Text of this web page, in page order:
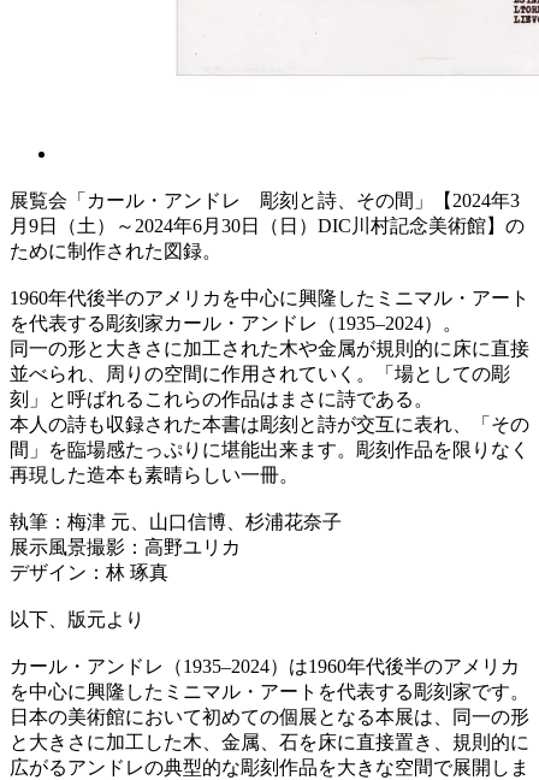
展覧会「カール・アンドレ 彫刻と詩、その間」【2024年3
月9日（土）～2024年6月30日（日）DIC川村記念美術館】の
ために制作された図録。
1960年代後半のアメリカを中心に興隆したミニマル・アート
を代表する彫刻家カール・アンドレ（1935–2024）。
同一の形と大きさに加工された木や金属が規則的に床に直接
並べられ、周りの空間に作用されていく。「場としての彫
刻」と呼ばれるこれらの作品はまさに詩である。
本人の詩も収録された本書は彫刻と詩が交互に表れ、「その
間」を臨場感たっぷりに堪能出来ます。彫刻作品を限りなく
再現した造本も素晴らしい一冊。
執筆：梅津 元、山口信博、杉浦花奈子
展示風景撮影：高野ユリカ
デザイン：林 琢真
以下、版元より
カール・アンドレ（1935–2024）は1960年代後半のアメリカ
を中心に興隆したミニマル・アートを代表する彫刻家です。
日本の美術館において初めての個展となる本展は、同一の形
と大きさに加工した木、金属、石を床に直接置き、規則的に
広がるアンドレの典型的な彫刻作品を大きな空間で展開しま